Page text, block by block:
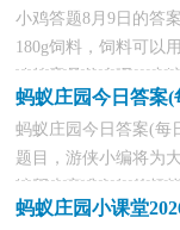
蚁庄园小课堂8月9日
小鸡答题8月9日的答
180g饲料，饲料可以
确答案是什么呢？小
案，一起来看看吧。
答题答案1、健康辟
蚂蚁庄园今日答案(
蚂蚁庄园今日答案(每
题目，游侠小编将为
编帮大家准备好的蚂
日答案(每日更新)一
蚂蚁庄园小课堂